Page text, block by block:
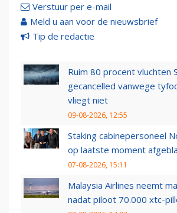
Verstuur per e-mail
Meld u aan voor de nieuwsbrief
Tip de redactie
Ruim 80 procent vluchten
gecancelled vanwege
vliegt niet
09-08-2026, 12:55
Staking cabinepersoneel
op laatste moment
07-08-2026, 15:11
Malaysia Airlines neemt
nadat piloot 70.000 xtc-